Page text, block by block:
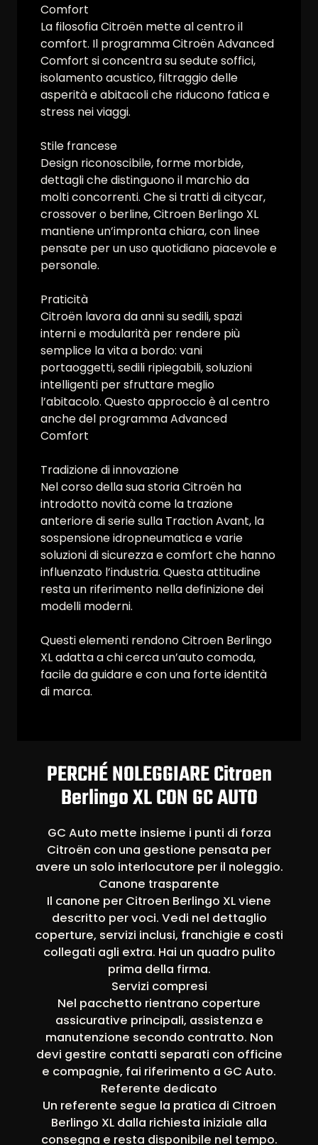
Comfort
La filosofia Citroën mette al centro il
comfort. Il programma Citroën Advanced
Comfort si concentra su sedute soffici,
isolamento acustico, filtraggio delle
asperità e abitacoli che riducono fatica e
stress nei viaggi.
Stile francese
Design riconoscibile, forme morbide,
dettagli che distinguono il marchio da
molti concorrenti. Che si tratti di citycar,
crossover o berline, Citroen Berlingo XL
mantiene un’impronta chiara, con linee
pensate per un uso quotidiano piacevole e
personale.
Praticità
Citroën lavora da anni su sedili, spazi
interni e modularità per rendere più
semplice la vita a bordo: vani
portaoggetti, sedili ripiegabili, soluzioni
intelligenti per sfruttare meglio
l’abitacolo. Questo approccio è al centro
anche del programma Advanced
Comfort
Tradizione di innovazione
Nel corso della sua storia Citroën ha
introdotto novità come la trazione
anteriore di serie sulla Traction Avant, la
sospensione idropneumatica e varie
soluzioni di sicurezza e comfort che hanno
influenzato l’industria. Questa attitudine
resta un riferimento nella definizione dei
modelli moderni.
Questi elementi rendono Citroen Berlingo
XL adatta a chi cerca un’auto comoda,
facile da guidare e con una forte identità
di marca.
PERCHÉ NOLEGGIARE Citroen
Berlingo XL CON GC AUTO
GC Auto mette insieme i punti di forza
Citroën con una gestione pensata per
avere un solo interlocutore per il noleggio.
Canone trasparente
Il canone per Citroen Berlingo XL viene
descritto per voci. Vedi nel dettaglio
coperture, servizi inclusi, franchigie e costi
collegati agli extra. Hai un quadro pulito
prima della firma.
Servizi compresi
Nel pacchetto rientrano coperture
assicurative principali, assistenza e
manutenzione secondo contratto. Non
devi gestire contatti separati con officine
e compagnie, fai riferimento a GC Auto.
Referente dedicato
Un referente segue la pratica di Citroen
Berlingo XL dalla richiesta iniziale alla
consegna e resta disponibile nel tempo.